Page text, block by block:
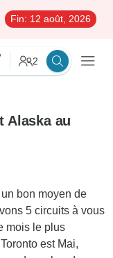
Fin: 12 août, 2026
2
Alaska au
bon moyen de
5 circuits à vous
mois le plus
est Mai,